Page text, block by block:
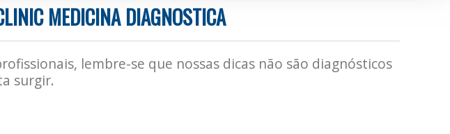
MEDICINA DIAGNOSTICA
lembre-se que nossas dicas não são diagnósticos
surgir.